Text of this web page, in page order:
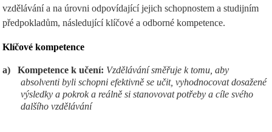
vzdělávání a na úrovni odpovídající jejich schopnostem a studijním
předpokladům, následující klíčové a odborné kompetence.
Klíčové kompetence
a) Kompetence k učení: Vzdělávání směřuje k tomu, aby
absolventi byli schopni efektivně se učit, vyhodnocovat dosažené
výsledky a pokrok a reálně si stanovovat potřeby a cíle svého
dalšího vzdělávání